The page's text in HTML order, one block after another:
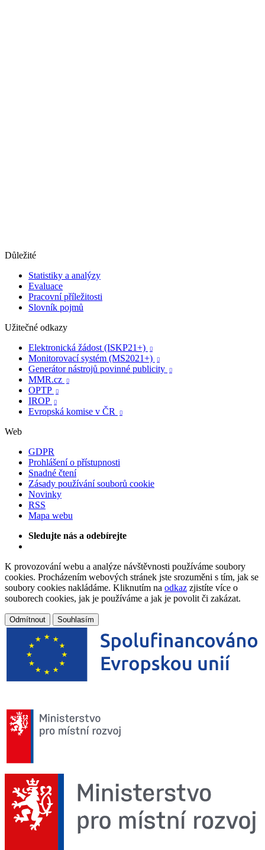
Důležité
Statistiky a analýzy
Evaluace
Pracovní příležitosti
Slovník pojmů
Užitečné odkazy
Elektronická žádost (ISKP21+)

Monitorovací systém (MS2021+) 
Generátor nástrojů povinné publicity 
MMR.cz 
OPTP 
IROP 
Evropská komise v ČR 
Web
GDPR
Prohlášení o přístupnosti
Snadné čtení
Zásady používání souborů cookie
Novinky
RSS
Mapa webu
Sledujte nás a odebírejte
K provozování webu a analýze návštěvnosti používáme soubory
cookies. Procházením webových stránek jste srozuměni s tím, jak se
soubory cookies nakládáme. Kliknutím na odkaz zjistíte více o
souborech cookies, jak je používáme a jak je povolit či zakázat.
Odmítnout Souhlasím